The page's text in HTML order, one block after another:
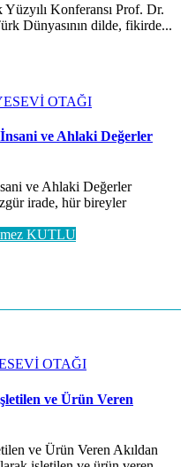
Konferansı Prof. Dr.
Dünyasının dilde, fikirde...
OTAĞI
İnsani ve Ahlaki Değerler
ve Ahlaki Değerler
irade, hür bireyler
KUTLU
OTAĞI
ve Ürün Veren
ve Ürün Veren Akıldan